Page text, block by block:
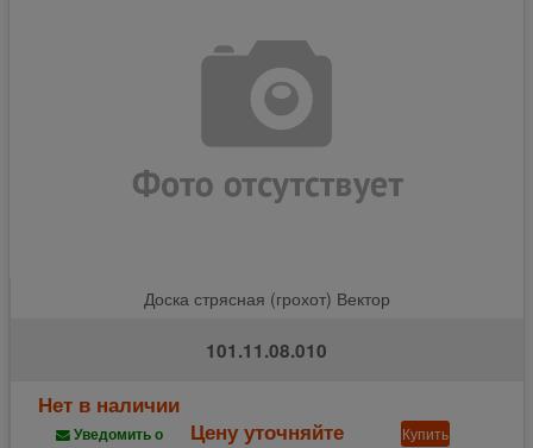
Доска стрясная (грохот) Вектор
101.11.08.010
Нет в наличии
Уведомить о
Цену уточняйте Купить